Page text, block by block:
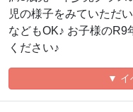
児の様子をみていただ
などもOK♪ お子様のR9
ください♪
▼ イ